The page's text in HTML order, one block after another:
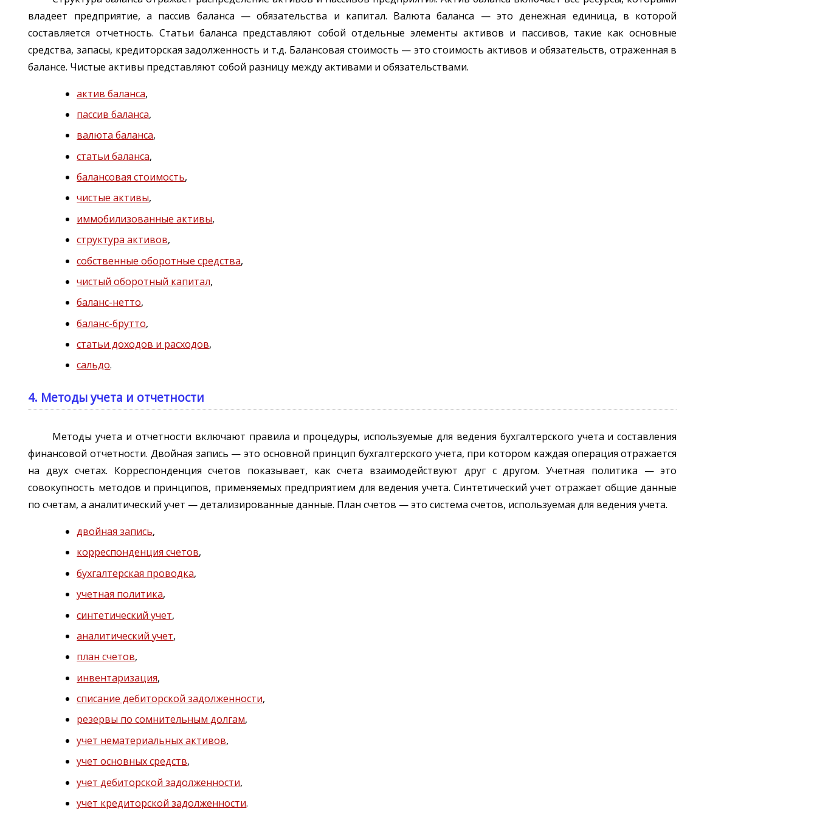
владеет предприятие, а пассив баланса — обязательства и капитал. Валюта баланса — это денежная единица, в которой
составляется отчетность. Статьи баланса представляют собой отдельные элементы активов и пассивов, такие как основные
средства, запасы, кредиторская задолженность и т.д. Балансовая стоимость — это стоимость активов и обязательств, отраженная в
балансе. Чистые активы представляют собой разницу между активами и обязательствами.
актив баланса,
пассив баланса,
валюта баланса,
статьи баланса,
балансовая стоимость,
чистые активы,
иммобилизованные активы,
структура активов,
собственные оборотные средства,
чистый оборотный капитал,
баланс-нетто,
баланс-брутто,
статьи доходов и расходов,
сальдо.
4. Методы учета и отчетности
Методы учета и отчетности включают правила и процедуры, используемые для ведения бухгалтерского учета и составления
финансовой отчетности. Двойная запись — это основной принцип бухгалтерского учета, при котором каждая операция отражается
на двух счетах. Корреспонденция счетов показывает, как счета взаимодействуют друг с другом. Учетная политика — это
совокупность методов и принципов, применяемых предприятием для ведения учета. Синтетический учет отражает общие данные
по счетам, а аналитический учет — детализированные данные. План счетов — это система счетов, используемая для ведения учета.
двойная запись,
корреспонденция счетов,
бухгалтерская проводка,
учетная политика,
синтетический учет,
аналитический учет,
план счетов,
инвентаризация,
списание дебиторской задолженности,
резервы по сомнительным долгам,
учет нематериальных активов,
учет основных средств,
учет дебиторской задолженности,
учет кредиторской задолженности.